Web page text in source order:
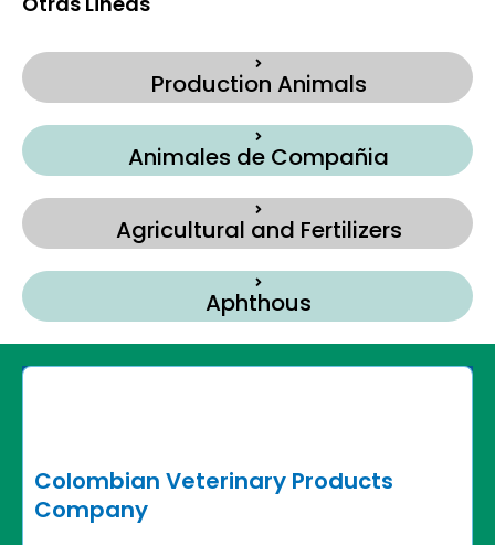
Production Animals
Animales de Compañia
Agricultural and Fertilizers
Aphthous
Colombian Veterinary Products
Company